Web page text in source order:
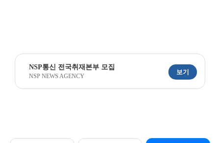
NSP통신 전국취재본부 모집
NSP NEWS AGENCY
보기